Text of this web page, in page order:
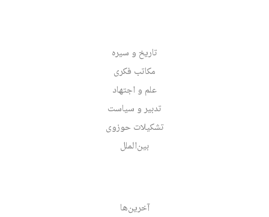
تاریخ و سیره
مکاتب فکری
علم و اجتهاد
تدبیر و سیاست
تشکیلات حوزوی
بین‌الملل
آخرین‌ها